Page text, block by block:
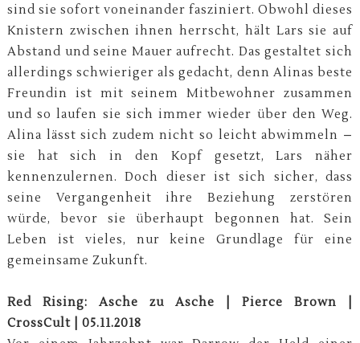
sind sie sofort voneinander fasziniert. Obwohl dieses
Knistern zwischen ihnen herrscht, hält Lars sie auf
Abstand und seine Mauer aufrecht. Das gestaltet sich
allerdings schwieriger als gedacht, denn Alinas beste
Freundin ist mit seinem Mitbewohner zusammen
und so laufen sie sich immer wieder über den Weg.
Alina lässt sich zudem nicht so leicht abwimmeln –
sie hat sich in den Kopf gesetzt, Lars näher
kennenzulernen. Doch dieser ist sich sicher, dass
seine Vergangenheit ihre Beziehung zerstören
würde, bevor sie überhaupt begonnen hat. Sein
Leben ist vieles, nur keine Grundlage für eine
gemeinsame Zukunft.
Red Rising: Asche zu Asche | Pierce Brown |
CrossCult | 05.11.2018